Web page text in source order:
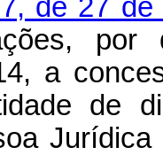
de 27
a
de